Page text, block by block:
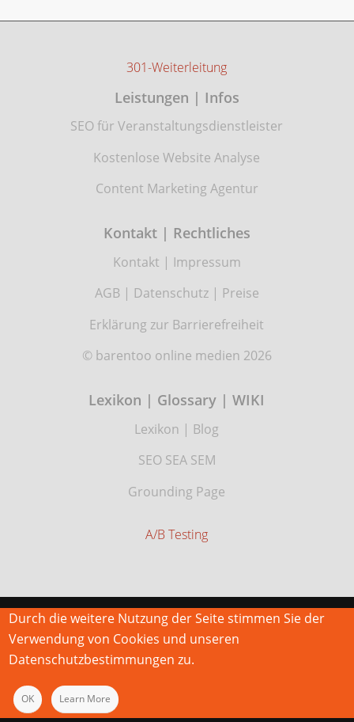
301-Weiterleitung
Leistungen | Infos
SEO für Veranstaltungsdienstleister
Kostenlose Website Analyse
Content Marketing Agentur
Kontakt | Rechtliches
Kontakt | Impressum
AGB| Datenschutz| Preise
Erklärung zur Barrierefreiheit
© barentoo online medien 2026
Lexikon | Glossary | WIKI
Lexikon | Blog
SEO SEA SEM
Grounding Page
A/B Testing
Durch die weitere Nutzung der Seite stimmen Sie der
Verwendung von Cookies und unseren
Datenschutzbestimmungen zu.
OK Learn More